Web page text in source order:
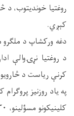
روغتیا خونديتوب، د
کېږي.
دغه ورکشاپ د ملګرو
د روغتیا نړۍوالې
کرنې ریاست د